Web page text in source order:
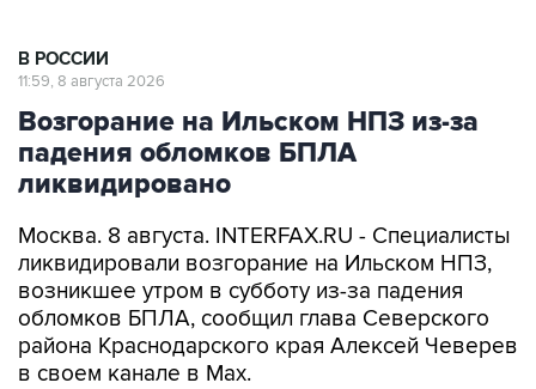
В РОССИИ
11:59, 8 августа 2026
Возгорание на Ильском НПЗ из-за
падения обломков БПЛА
ликвидировано
Москва. 8 августа. INTERFAX.RU - Специалисты
ликвидировали возгорание на Ильском НПЗ,
возникшее утром в субботу из-за падения
обломков БПЛА, сообщил глава Северского
района Краснодарского края Алексей Чеверев
в своем канале в Max.